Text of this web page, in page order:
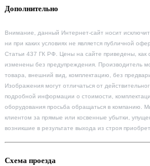
Дополнительно
Внимание, данный Интернет-сайт носит
ни при каких условиях не является публичной
Статьи 437 ГК РФ. Цены на сайте приведены, как
изменены без предупреждения. Производитель
товара, внешний вид, комплектацию, без
Изображения могут отличаться от
подробной информации о стоимости,
оборудования просьба обращаться в компанию.
клиентом за прямые или косвенные убытки,
возникшие в результате выхода из строя
Схема проезда